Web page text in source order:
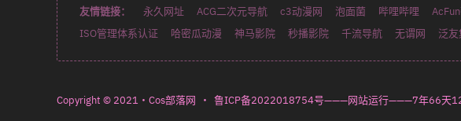
友情链接： 永久网址 ACG二次元导航 c3动漫网 泡面菌 哔哩哔哩
ISO管理体系认证
哈密瓜动漫 神马影院 秒播影院 千流导航 无谓网 泛
Copyright © 2021・Cos部落网 ・ 鲁ICP备2022018754号———网站运行———7年66天